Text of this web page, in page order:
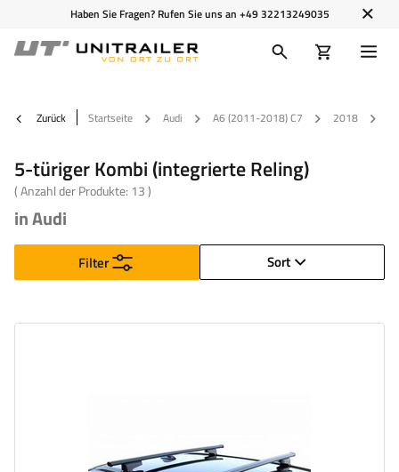
Haben Sie Fragen? Rufen Sie uns an +49 32213249035
Zurück Startseite Audi A6 (2011-2018) C7 2018
5-türiger Kombi (integrierte Reling)
( Anzahl der Produkte: 13)
in Audi
Sort
Filter